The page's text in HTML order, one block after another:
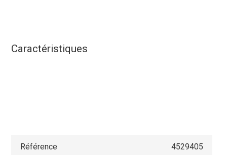
Caractéristiques
Référence 4529405